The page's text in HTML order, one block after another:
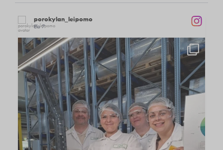
porokylan_leipomo
Elo 7
Porokylän Leipomon uutiset
Psst…...
70 2